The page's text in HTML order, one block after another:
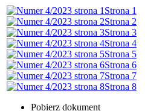
Strona 1
Strona 2
Strona 3
Strona 4
Strona 5
Strona 6
Strona 7
Strona 8
Pobierz dokument